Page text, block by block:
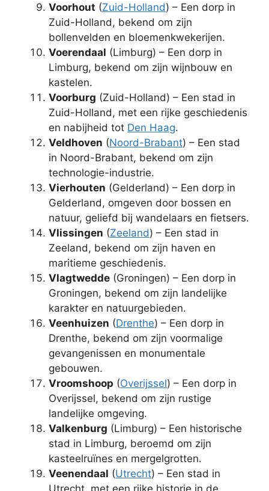
Voorhout (Zuid-Holland) – Een dorp in
Zuid-Holland, bekend om zijn
bollenvelden en bloemenkwekerijen.
Voerendaal (Limburg) – Een dorp in
Limburg, bekend om zijn wijnbouw en
kastelen.
Voorburg (Zuid-Holland) – Een stad in
Zuid-Holland, met een rijke geschiedenis
en nabijheid tot Den Haag.
Veldhoven (Noord-Brabant) – Een stad
in Noord-Brabant, bekend om zijn
technologie-industrie.
Vierhouten (Gelderland) – Een dorp in
Gelderland, omgeven door bossen en
natuur, geliefd bij wandelaars en fietsers.
Vlissingen (Zeeland) – Een stad in
Zeeland, bekend om zijn haven en
maritieme geschiedenis.
Vlagtwedde (Groningen) – Een dorp in
Groningen, bekend om zijn landelijke
karakter en natuurgebieden.
Veenhuizen (Drenthe) – Een dorp in
Drenthe, bekend om zijn voormalige
gevangenissen en monumentale
gebouwen.
Vroomshoop (Overijssel) – Een dorp in
Overijssel, bekend om zijn rustige
landelijke omgeving.
Valkenburg (Limburg) – Een historische
stad in Limburg, beroemd om zijn
kasteelruïnes en mergelgrotten.
Veenendaal (Utrecht) – Een stad in
Utrecht, met een rijke historie in de